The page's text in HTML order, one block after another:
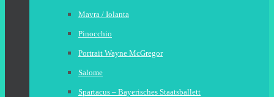
Mavra / Iolanta
Pinocchio
Portrait Wayne McGregor
Salome
Spartacus – Bayerisches Staatsballett